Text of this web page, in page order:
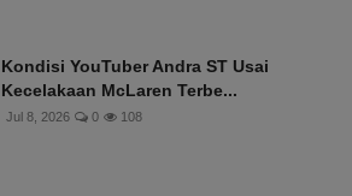
Kondisi YouTuber Andra ST Usai
Kecelakaan McLaren Terbe...
Jul 8, 2026 0 108